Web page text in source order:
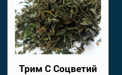
Трим С Соцветий